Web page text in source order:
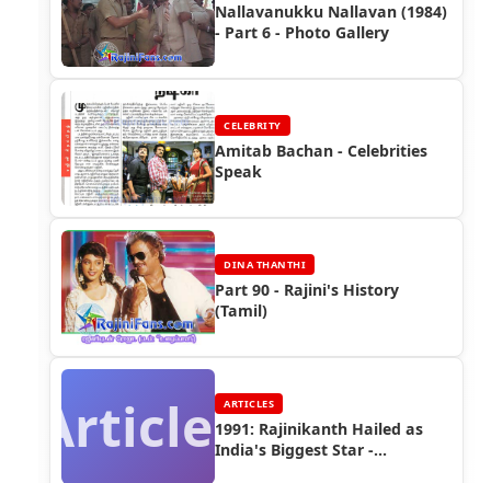
Nallavanukku Nallavan (1984)
- Part 6 - Photo Gallery
CELEBRITY
Amitab Bachan - Celebrities
Speak
DINA THANTHI
Part 90 - Rajini's History
(Tamil)
ArticlesARTICLES
1991: Rajinikanth Hailed as
India's Biggest Star -